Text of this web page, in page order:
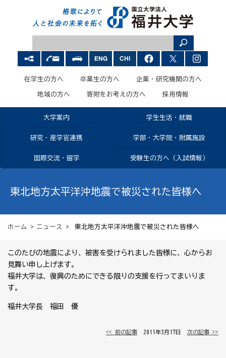
在学生の方へ 卒業生の方へ 企業・研究機関の方へ
地域の方へ 寄附をお考えの方へ 採用情報
大学案内 学生生活・就職
研究・産学官連携 学部・大学院・附属施設
国際交流・留学 受験生の方へ（入試情報）
東北地方太平洋沖地震で被災された皆様へ
ホーム > ニュース > 東北地方太平洋沖地震で被災された皆様へ
このたびの地震により、被害を受けられました皆様に、心からお
見舞い申し上げます。
福井大学は、復興のためにできる限りの支援を行ってまいりま
す。
福井大学長 福田 優
<< 前の記事 │ 2011年3月17日 │次の記事 >>